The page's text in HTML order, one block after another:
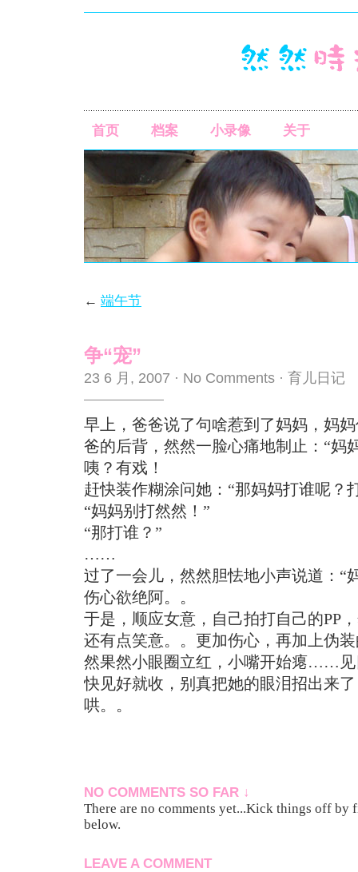
首页 档案 小录像 关于
← 端午节
争“宠”
23 6 月, 2007 · No Comments · 育儿日记
早上，爸爸说了句啥惹到了妈妈，妈
爸的后背，然然一脸心痛地制止：“妈
咦？有戏！
赶快装作糊涂问她：“那妈妈打谁呢？
“妈妈别打然然！”
“那打谁？”
……
过了一会儿，然然胆怯地小声说道：“
伤心欲绝阿。。
于是，顺应女意，自己拍打自己的PP
还有点笑意。。更加伤心，再加上伪
然果然小眼圈立红，小嘴开始瘪……见
快见好就收，别真把她的眼泪招出来
哄。。
NO COMMENTS SO FAR ↓
There are no comments yet...Kick things off
below.
LEAVE A COMMENT